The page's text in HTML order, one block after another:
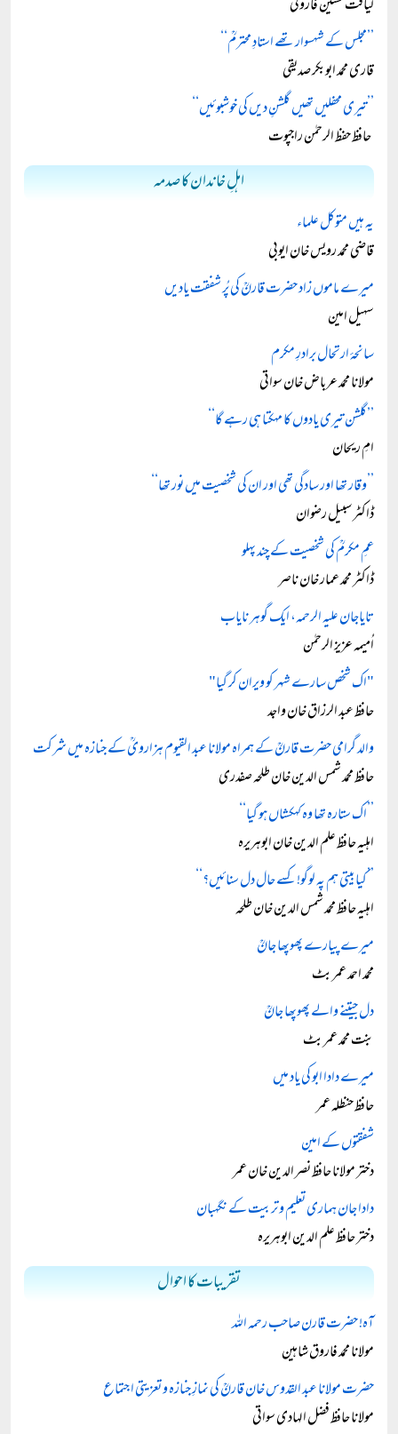
لیاقت حسین فاروقی
’’مجلس کے شہسوار تھے استادِ محترمؒ‘‘
قاری محمد ابوبکر صدیقی
’’تیری محفلیں تھیں گلشنِ دیں کی خوشبوئیں‘‘
حافظ حفظ الرحمٰن راجپوت
اہلِ خاندان کا صدمہ
یہ ہیں متوکل علماء
قاضی محمد رویس خان ایوبی
میرے ماموں زاد حضرت قارنؒ کی پُر شفقت یادیں
سہیل امین
سانحۂ ارتحال برادرِ مکرم
مولانا محمد عرباض خان سواتی
’’گلشن تیری یادوں کا مہکتا ہی رہے گا‘‘
امِ ریحان
’’وقار تھا اور سادگی تھی اور ان کی شخصیت میں نور تھا‘‘
ڈاکٹر سبیل رضوان
عمِ مکرمؒ کی شخصیت کے چند پہلو
ڈاکٹر محمد عمار خان ناصر
تایاجان علیہ الرحمہ، ایک گوہر نایاب
اُمیمہ عزیز الرحمٰن
"اک شخص سارے شہر کو ویران کر گیا"
حافظ عبد الرزاق خان واجد
والد گرامی حضرت قارنؒ کے ہمراہ مولانا عبد القیوم ہزارویؒ کے جنازہ میں شرکت
حافظ محمد شمس الدین خان طلحہ صفدری
’’اک ستارہ تھا وہ کہکشاں ہو گیا‘‘
اہلیہ حافظ علم الدین خان ابوہریرہ
’’کیا بیتی ہم پہ لوگو! کسے حال دل سنائیں؟‘‘
اہلیہ حافظ محمد شمس الدین خان طلحہ
میرے پیارے پھوپھا جانؒ
محمد احمد عمر بٹ
دل جیتنے والے پھوپھا جانؒ
بنت محمد عمر بٹ
میرے دادا ابو کی یاد میں
حافظ حنظلہ عمر
شفقتوں کے امین
دختر مولانا حافظ نصر الدین خان عمر
دادا جان ہماری تعلیم و تربیت کے نگہبان
دختر حافظ علم الدین ابوہریرہ
تقریبات کا احوال
آہ! حضرت قارن صاحب رحمہ اللہ
مولانا محمد فاروق شاہین
حضرت مولانا عبد القدوس خان قارنؒ کی نمازِ جنازہ و تعزیتی اجتماع
مولانا حافظ فضل الہادی سواتی